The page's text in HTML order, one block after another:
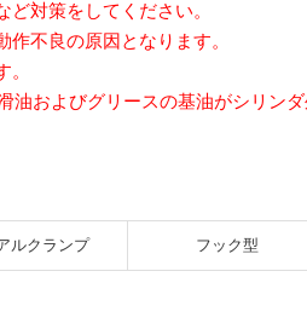
対策をしてください。
不良の原因となります。
油およびグリースの基油がシリン
ルクランプ フック型